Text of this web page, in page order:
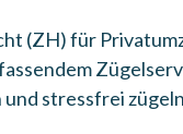
(ZH) für
stressfrei